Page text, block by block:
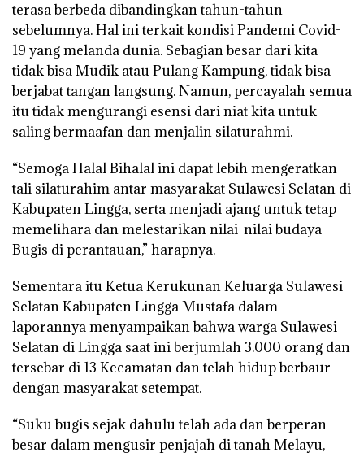
terasa berbeda dibandingkan tahun-tahun
sebelumnya. Hal ini terkait kondisi Pandemi Covid-
19 yang melanda dunia. Sebagian besar dari kita
tidak bisa Mudik atau Pulang Kampung, tidak bisa
berjabat tangan langsung. Namun, percayalah semua
itu tidak mengurangi esensi dari niat kita untuk
saling bermaafan dan menjalin silaturahmi.
“Semoga Halal Bihalal ini dapat lebih mengeratkan
tali silaturahim antar masyarakat Sulawesi Selatan di
Kabupaten Lingga, serta menjadi ajang untuk tetap
memelihara dan melestarikan nilai-nilai budaya
Bugis di perantauan,” harapnya.
Sementara itu Ketua Kerukunan Keluarga Sulawesi
Selatan Kabupaten Lingga Mustafa dalam
laporannya menyampaikan bahwa warga Sulawesi
Selatan di Lingga saat ini berjumlah 3.000 orang dan
tersebar di 13 Kecamatan dan telah hidup berbaur
dengan masyarakat setempat.
“Suku bugis sejak dahulu telah ada dan berperan
besar dalam mengusir penjajah di tanah Melayu,